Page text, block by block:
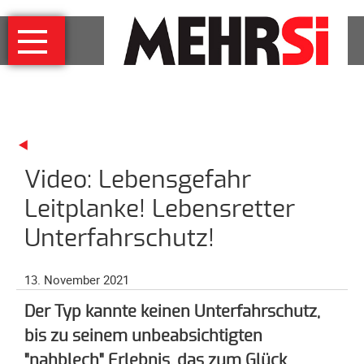
Navigation
überspringen
MEHRSi
Wer
Ziel
und
Strategie
Schirmherrschaft
für
MEHRSi
Unterstützen
Video: Lebensgefahr
Leitplanke! Lebensretter
Unterfahrschutz!
13. November 2021
Der Typ kannte keinen Unterfahrschutz,
bis zu seinem unbeabsichtigten
"nahblech" Erlebnis, das zum Glück